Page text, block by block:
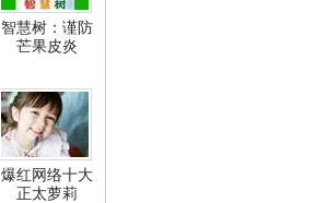
智慧树：谨防
芒果皮炎
爆红网络十大
正太萝莉